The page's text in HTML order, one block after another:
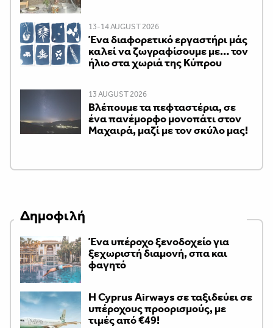
13-14 AUGUST 2026
Ένα διαφορετικό εργαστήρι μάς
καλεί να ζωγραφίσουμε με… τον
ήλιο στα χωριά της Κύπρου
13 AUGUST 2026
Βλέπουμε τα πεφταστέρια, σε
ένα πανέμορφο μονοπάτι στον
Μαχαιρά, μαζί με τον σκύλο μας!
Δημοφιλή
Ένα υπέροχο ξενοδοχείο για
ξεχωριστή διαμονή, σπα και
φαγητό
H Cyprus Airways σε ταξιδεύει σε
υπέροχους προορισμούς, με
τιμές από €49!